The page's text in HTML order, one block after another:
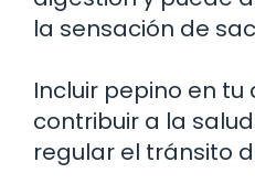
la sensación de
Incluir pepino en
contribuir a la
regular el tránsito